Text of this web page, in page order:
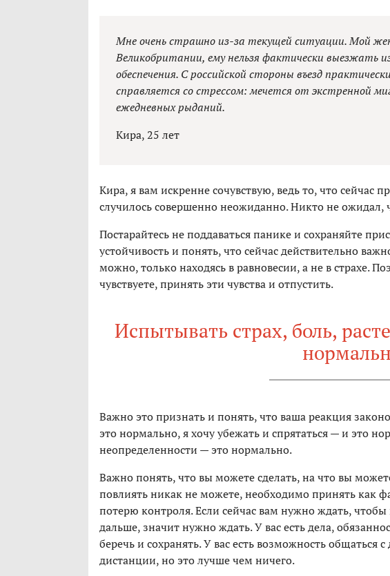
Мне очень страшно из-за текущей ситуации. Мой
Великобритании, ему нельзя фактически выезжать
обеспечения. С российской стороны въезд
справляется со стрессом: мечется от экстренной
ежедневных рыданий.
Кира, 25 лет
Кира, я вам искренне сочувствую, ведь то, что сейчас
случилось совершенно неожиданно. Никто не
Постарайтесь не поддаваться панике и сохраняйте
устойчивость и понять, что сейчас действительно
можно, только находясь в равновесии, а не в страхе.
чувствуете, принять эти чувства и отпустить.
Испытывать страх, боль,
Важно это признать и понять, что ваша реакция
это нормально, я хочу убежать и спрятаться — и это
неопределенности — это нормально.
Важно понять, что вы можете сделать, на что вы
повлиять никак не можете, необходимо принять как
потерю контроля. Если сейчас вам нужно ждать, чтобы
дальше, значит нужно ждать. У вас есть дела,
беречь и сохранять. У вас есть возможность
дистанции, но это лучше чем ничего.